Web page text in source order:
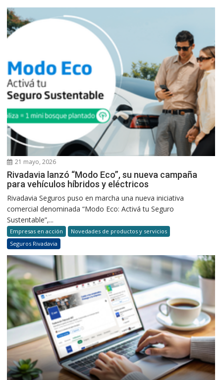
21 mayo, 2026
Rivadavia lanzó “Modo Eco”, su nueva campaña
para vehículos híbridos y eléctricos
Rivadavia Seguros puso en marcha una nueva iniciativa
comercial denominada “Modo Eco: Activá tu Seguro
Sustentable”,...
Empresas en acción
Novedades de productos y servicios
Seguros Rivadavia